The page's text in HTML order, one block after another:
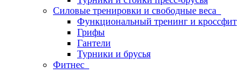
Силовые тренировки и свободные веса
Функциональный тренинг и кроссфит
Грифы
Гантели
Турники и брусья
Фитнес